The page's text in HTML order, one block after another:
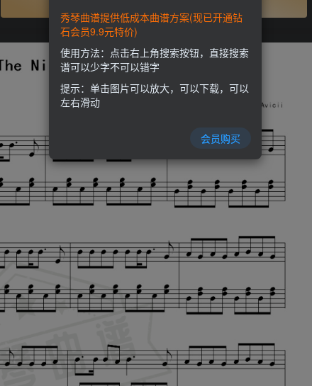
秀琴曲谱提供低成本曲谱方案(现已开通钻
石会员9.9元特价)
使用方法：点击右上角搜索按钮，直接搜索
谱可以少字不可以错字
提示：单击图片可以放大，可以下载，可以
左右滑动
会员购买